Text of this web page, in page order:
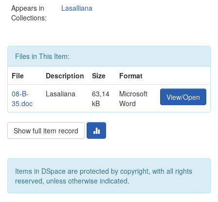
Appears in
Collections:
Lasalliana
Files in This Item:
File
Description Size
Format
08-B-
35.doc
Lasaliana
63,14
kB
Microsoft
Word
View/Open
Show full item record
Items in DSpace are protected by copyright, with all rights
reserved, unless otherwise indicated.